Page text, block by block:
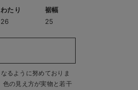
わたり
裾幅
26 25
るように努めておりま
色の見え方が実物と若干